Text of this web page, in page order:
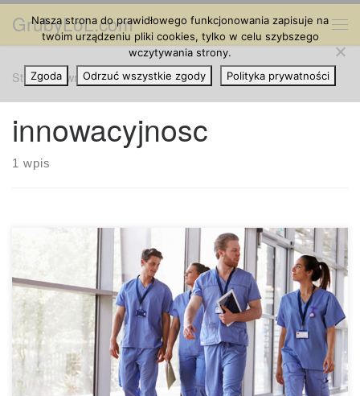
Przejdź do treści
GrubyLoL.com
Strona główna » innowacyjnosc
innowacyjnosc
1 wpis
Jak pokazuje nowe badanie, bardziej liberalna polityka
społeczna, w tym legalizacja marihuany wiąże się w lepszą
wydajnością innowacyjności. Z wyników nowego badania
opublikowanego w Strategic Management Journal,
wdrożenie polityki społecznej liberalizacji, takiej jak
legalizacja medycznej marihuany prowadzi do większej
innowacyjności. Badania wskazują, że stany które wdrożyły
łagodniejszą politykę dotyczącą stosowania […]
Nasza strona do prawidłowego funkcjonowania zapisuje na
twoim urządzeniu pliki cookies, tylko w celu szybszego
wczytywania strony.
Zgoda
Odrzuć wszystkie zgody Polityka prywatności